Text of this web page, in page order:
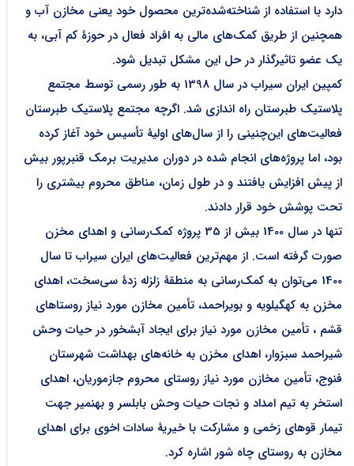
دارد با استفاده از شناخته‌شده‌ترین محصول خود یعنی مخازن آب و
همچنین از طریق کمک‌های مالی به افراد فعال در حوزۀ کم آبی، به
یک عضو تاثیرگذار در حل این مشکل تبدیل شود.
کمپین ایران سیراب در سال 1398 به طور رسمی توسط مجتمع
پلاستیک طبرستان راه اندازی شد. اگرچه مجتمع پلاستیک طبرستان
فعالیت‌های این‌چنینی را از سال‌های اولیۀ تأسیس خود آغاز کرده
بود، اما پروژه‌های انجام شده در دوران مدیریت برمک قنبرپور بیش
از پیش افزایش یافتند و در طول زمان، مناطق محروم بیشتری را
تحت پوشش خود قرار دادند.
تنها در سال 1400 بیش از 35 پروژه کمک‌رسانی و اهدای مخزن
صورت گرفته است. از مهم‌ترین فعالیت‌های ایران سیراب تا سال
1400 می‌توان به کمک‌رسانی به منطقۀ زلزله زدۀ‌ سی‌سخت، اهدای
مخزن به کهگیلویه و بویراحمد، تأمین مخازن مورد نیاز روستاهای
قشم ، تأمین مخازن مورد نیاز برای ایجاد آبشخور در حیات وحش
شیراحمد سبزوار، اهدای مخزن به خانه‌های بهداشت شهرستان
فنوج، تأمین مخازن مورد نیاز روستای محروم جازموریان، اهدای
استخر به تیم امداد و نجات حیات وحش بابلسر و بهنمیر جهت
تیمار قوهای زخمی و مشارکت با خیریۀ سادات اخوی برای اهدای
مخازن به روستای چاه شور اشاره کرد.